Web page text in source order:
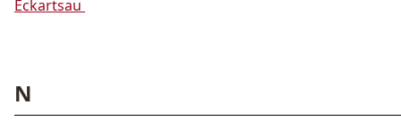
Eckartsau
N